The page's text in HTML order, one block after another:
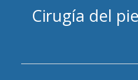
Cirugía del